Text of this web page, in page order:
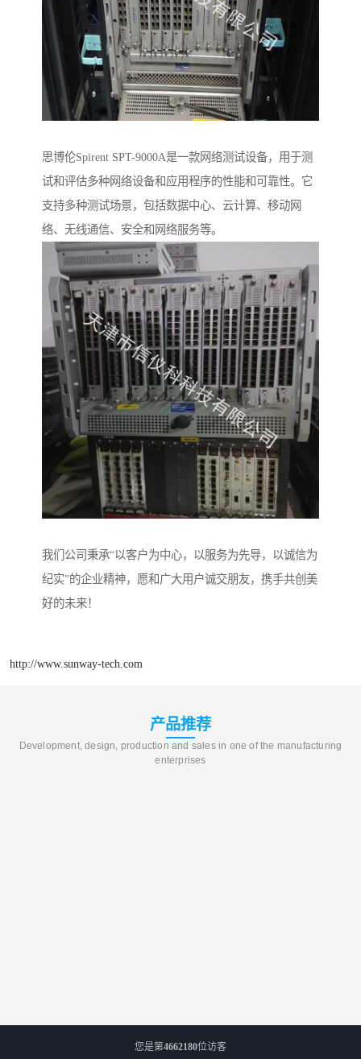
思博伦Spirent SPT-9000A是一款网络测试设备，用于测
试和评估多种网络设备和应用程序的性能和可靠性。它
支持多种测试场景，包括数据中心、云计算、移动网
络、无线通信、安全和网络服务等。
我们公司秉承“以客户为中心，以服务为先导，以诚信为
纪实”的企业精神，愿和广大用户诚交朋友，携手共创美
好的未来！
http://www.sunway-tech.com
产品推荐
Development, design, production and sales in one of the manufacturing
enterprises
您是第4662180位访客